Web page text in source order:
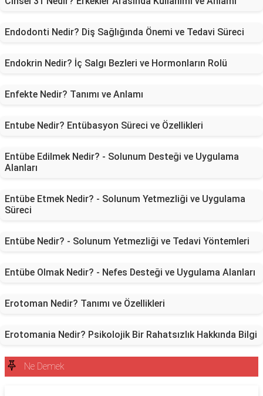
Endodonti Nedir? Diş Sağlığında Önemi ve Tedavi Süreci
Endokrin Nedir? İç Salgı Bezleri ve Hormonların Rolü
Enfekte Nedir? Tanımı ve Anlamı
Entube Nedir? Entübasyon Süreci ve Özellikleri
Entübe Edilmek Nedir? - Solunum Desteği ve Uygulama
Alanları
Entübe Etmek Nedir? - Solunum Yetmezliği ve Uygulama
Süreci
Entübe Nedir? - Solunum Yetmezliği ve Tedavi Yöntemleri
Entübe Olmak Nedir? - Nefes Desteği ve Uygulama Alanları
Erotoman Nedir? Tanımı ve Özellikleri
Erotomania Nedir? Psikolojik Bir Rahatsızlık Hakkında Bilgi
Ne Demek